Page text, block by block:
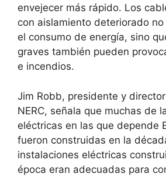
envejecer más rápido. Los
con aislamiento deteriorado
el consumo de energía, sino
graves también pueden
e incendios.
Jim Robb, presidente y
NERC, señala que muchas de
eléctricas en las que depende
fueron construidas en la
instalaciones eléctricas
época eran adecuadas para